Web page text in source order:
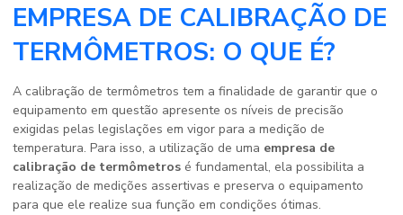
EMPRESA DE CALIBRAÇÃO DE
TERMÔMETROS: O QUE É?
A calibração de termômetros tem a finalidade de garantir que o
equipamento em questão apresente os níveis de precisão
exigidas pelas legislações em vigor para a medição de
temperatura. Para isso, a utilização de uma empresa de
calibração de termômetros é fundamental, ela possibilita a
realização de medições assertivas e preserva o equipamento
para que ele realize sua função em condições ótimas.